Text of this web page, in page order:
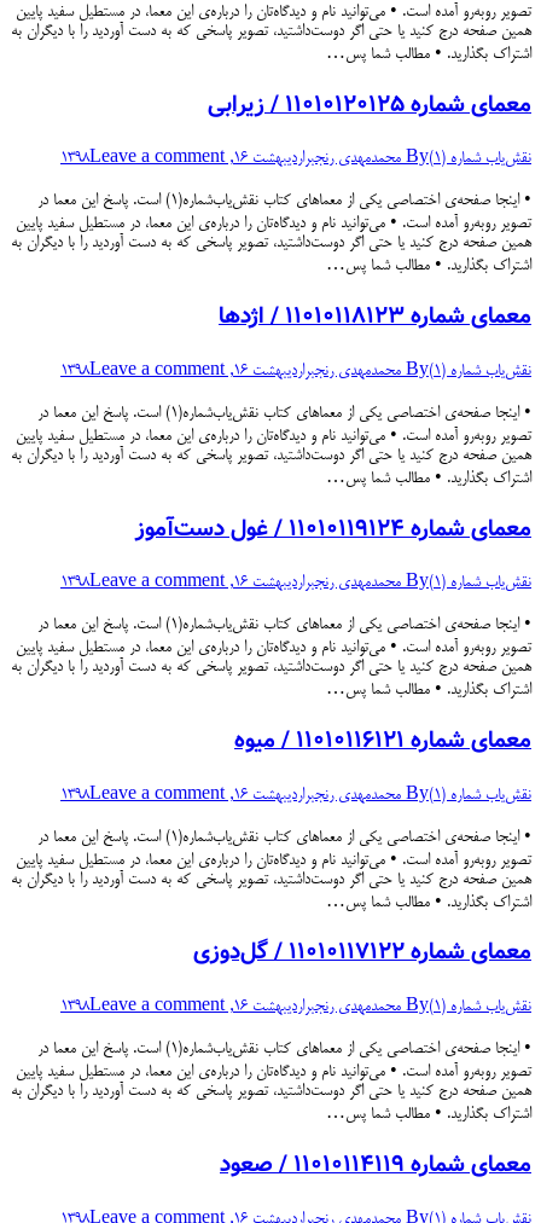
تصویر روبه‌رو آمده است. • می‌توانید نام و دیدگاه‌تان را درباره‌ی این معما، در مستطیل سفید پایین
همین صفحه درج کنید یا حتی اگر دوست‌داشتید، تصویر پاسخی که به دست آوردید را با دیگران به
اشتراک بگذارید. • مطالب شما پس…
معمای شماره ۱۱۰۱۰۱۲۰۱۲۵ / زیرابی
نقش‌یاب شماره (۱) By محمدمهدی رنجبراردیبهشت 16, 1398 Leave a comment
• اینجا صفحه‌ی اختصاصی یکی از معماهای کتاب نقش‌یاب‌شماره(۱) است. پاسخ این معما در
تصویر روبه‌رو آمده است. • می‌توانید نام و دیدگاه‌تان را درباره‌ی این معما، در مستطیل سفید پایین
همین صفحه درج کنید یا حتی اگر دوست‌داشتید، تصویر پاسخی که به دست آوردید را با دیگران به
اشتراک بگذارید. • مطالب شما پس…
معمای شماره ۱۱۰۱۰۱۱۸۱۲۳ / اژدها
نقش‌یاب شماره (۱) By محمدمهدی رنجبراردیبهشت 16, 1398 Leave a comment
• اینجا صفحه‌ی اختصاصی یکی از معماهای کتاب نقش‌یاب‌شماره(۱) است. پاسخ این معما در
تصویر روبه‌رو آمده است. • می‌توانید نام و دیدگاه‌تان را درباره‌ی این معما، در مستطیل سفید پایین
همین صفحه درج کنید یا حتی اگر دوست‌داشتید، تصویر پاسخی که به دست آوردید را با دیگران به
اشتراک بگذارید. • مطالب شما پس…
معمای شماره ۱۱۰۱۰۱۱۹۱۲۴ / غول دست‌آموز
نقش‌یاب شماره (۱) By محمدمهدی رنجبراردیبهشت 16, 1398 Leave a comment
• اینجا صفحه‌ی اختصاصی یکی از معماهای کتاب نقش‌یاب‌شماره(۱) است. پاسخ این معما در
تصویر روبه‌رو آمده است. • می‌توانید نام و دیدگاه‌تان را درباره‌ی این معما، در مستطیل سفید پایین
همین صفحه درج کنید یا حتی اگر دوست‌داشتید، تصویر پاسخی که به دست آوردید را با دیگران به
اشتراک بگذارید. • مطالب شما پس…
معمای شماره ۱۱۰۱۰۱۱۶۱۲۱ / میوه
نقش‌یاب شماره (۱) By محمدمهدی رنجبراردیبهشت 16, 1398 Leave a comment
• اینجا صفحه‌ی اختصاصی یکی از معماهای کتاب نقش‌یاب‌شماره(۱) است. پاسخ این معما در
تصویر روبه‌رو آمده است. • می‌توانید نام و دیدگاه‌تان را درباره‌ی این معما، در مستطیل سفید پایین
همین صفحه درج کنید یا حتی اگر دوست‌داشتید، تصویر پاسخی که به دست آوردید را با دیگران به
اشتراک بگذارید. • مطالب شما پس…
معمای شماره ۱۱۰۱۰۱۱۷۱۲۲ / گل‌دوزی
نقش‌یاب شماره (۱) By محمدمهدی رنجبراردیبهشت 16, 1398 Leave a comment
• اینجا صفحه‌ی اختصاصی یکی از معماهای کتاب نقش‌یاب‌شماره(۱) است. پاسخ این معما در
تصویر روبه‌رو آمده است. • می‌توانید نام و دیدگاه‌تان را درباره‌ی این معما، در مستطیل سفید پایین
همین صفحه درج کنید یا حتی اگر دوست‌داشتید، تصویر پاسخی که به دست آوردید را با دیگران به
اشتراک بگذارید. • مطالب شما پس…
معمای شماره ۱۱۰۱۰۱۱۴۱۱۹ / صعود
نقش‌یاب شماره (۱) By محمدمهدی رنجبراردیبهشت 16, 1398 Leave a comment